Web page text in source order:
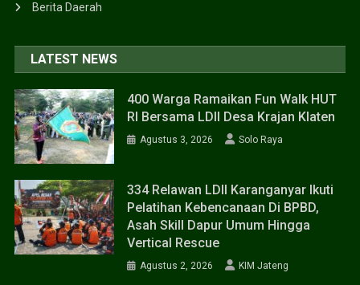
Berita Daerah
LATEST NEWS
400 Warga Ramaikan Fun Walk HUT
RI Bersama LDII Desa Krajan Klaten
Agustus 3, 2026 Solo Raya
334 Relawan LDII Karanganyar Ikuti
Pelatihan Kebencanaan Di BPBD,
Asah Skill Dapur Umum Hingga
Vertical Rescue
Agustus 2, 2026 KIM Jateng